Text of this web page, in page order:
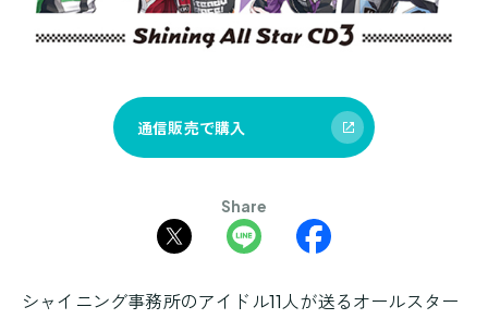
通信販売で購入
Share
シャイニング事務所のアイドル11人が送るオールスター